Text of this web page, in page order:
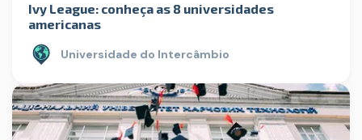
Ivy League: conheça as 8 universidades
americanas
Universidade do Intercâmbio